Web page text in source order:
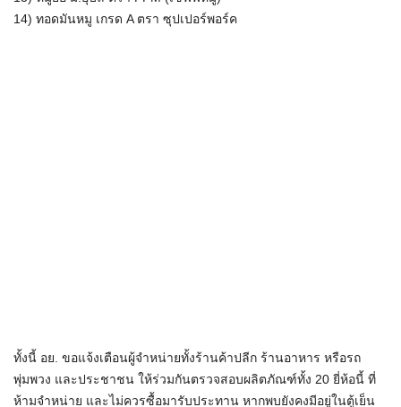
14) ทอดมันหมู เกรด A ตรา ซุปเปอร์พอร์ค
ทั้งนี้ อย. ขอแจ้งเตือนผู้จำหน่ายทั้งร้านค้าปลีก ร้านอาหาร หรือรถ
พุ่มพวง และประชาชน ให้ร่วมกันตรวจสอบผลิตภัณฑ์ทั้ง 20 ยี่ห้อนี้ ที่
ห้ามจำหน่าย และไม่ควรซื้อมารับประทาน หากพบยังคงมีอยู่ในตู้เย็น